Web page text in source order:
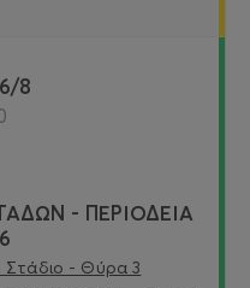
8
- ΠΕΡΙΟΔΕΙΑ
Στάδιο - Θύρα 3